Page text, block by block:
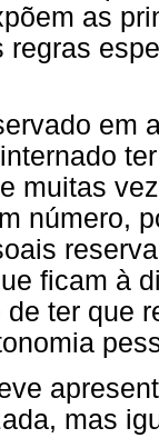
as
regras
em
muitas
número,
ficam à
ter que
mas